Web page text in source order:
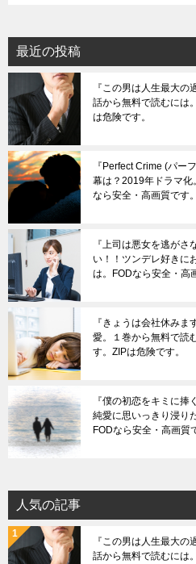
最近の投稿
『この男は人生最大
話から無料で読むには
は危険です。
『Perfect Crime (パー
幕は？2019年ドラマ化
なら安全・高画質です
『上司は悪女を逃がさ
い！！ツンデレ好きに
は。FODなら安全・高
『きょうは会社休み
愛。１巻から無料で読
す。ZIPは危険です。
『僕の初恋をキミに
純愛に思いっきり浸り
FODなら安全・高画質
人気の記事
『この男は人生最大
話から無料で読むには